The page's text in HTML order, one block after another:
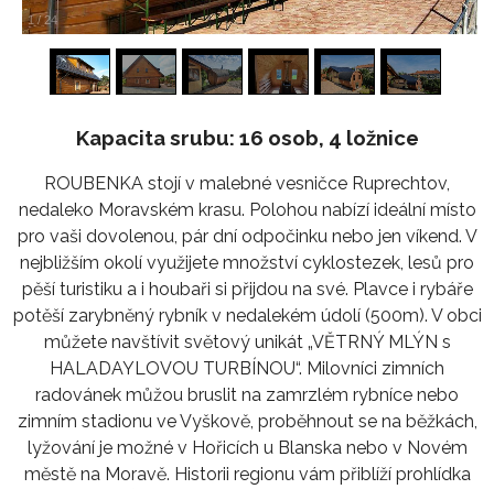
1/24
Kapacita srubu: 16 osob, 4 ložnice
ROUBENKA stojí v malebné vesničce Ruprechtov,
nedaleko Moravském krasu. Polohou nabízí ideální místo
pro vaši dovolenou, pár dní odpočinku nebo jen víkend. V
nejbližším okolí využijete množství cyklostezek, lesů pro
pěší turistiku a i houbaři si přijdou na své. Plavce i rybáře
potěší zarybněný rybník v nedalekém údolí (500m). V obci
můžete navštívit světový unikát „VĚTRNÝ MLÝN s
HALADAYLOVOU TURBÍNOU“. Milovníci zimních
radovánek můžou bruslit na zamrzlém rybníce nebo
zimním stadionu ve Vyškově, proběhnout se na běžkách,
lyžování je možné v Hořicích u Blanska nebo v Novém
městě na Moravě. Historii regionu vám přiblíží prohlídka